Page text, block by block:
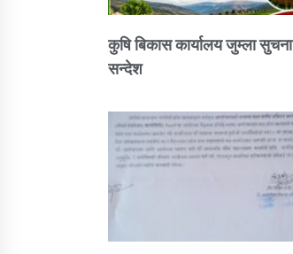
कुषि बिकास कार्यालय जुम्ला सुचना
सन्देश